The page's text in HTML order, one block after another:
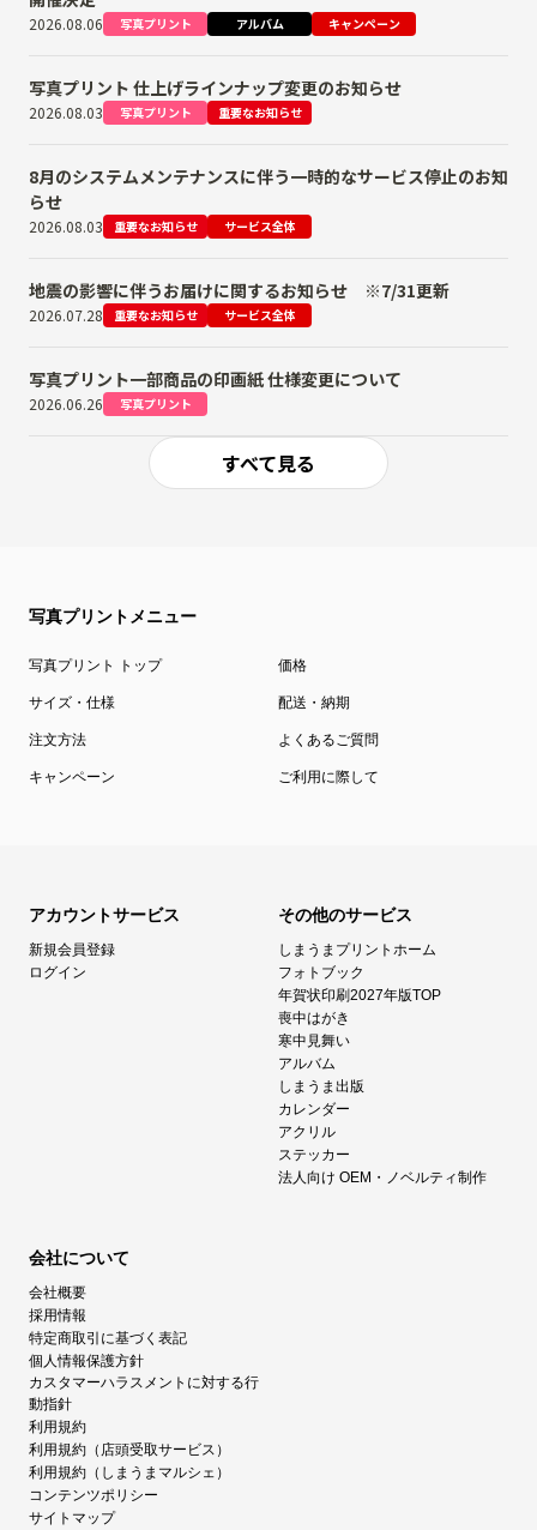
2026.08.06 写真プリント アルバム キャンペーン
写真プリント 仕上げラインナップ変更のお知らせ
2026.08.03 写真プリント 重要なお知らせ
8月のシステムメンテナンスに伴う一時的なサービス停止のお知
らせ
2026.08.03 重要なお知らせ サービス全体
地震の影響に伴うお届けに関するお知らせ ※7/31更新
2026.07.28 重要なお知らせ サービス全体
写真プリント一部商品の印画紙 仕様変更について
2026.06.26 写真プリント
すべて見る
写真プリントメニュー
写真プリント トップ 価格
サイズ・仕様 配送・納期
注文方法 よくあるご質問
キャンペーン ご利用に際して
アカウントサービス
新規会員登録
ログイン
その他のサービス
しまうまプリントホーム
フォトブック
年賀状印刷2027年版TOP
喪中はがき
寒中見舞い
アルバム
しまうま出版
カレンダー
アクリル
ステッカー
法人向け OEM・ノベルティ制作
会社について
会社概要
採用情報
特定商取引に基づく表記
個人情報保護方針
カスタマーハラスメントに対する行
動指針
利用規約
利用規約（店頭受取サービス）
利用規約（しまうまマルシェ）
コンテンツポリシー
サイトマップ